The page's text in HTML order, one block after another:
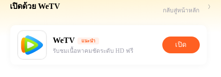
เปิดด้วย WeTV กลับสู่หน้าหลัก
WeTV แนะนำ
รับชมเนื้อหาคมชัดระดับ HD ฟรี
เปิด